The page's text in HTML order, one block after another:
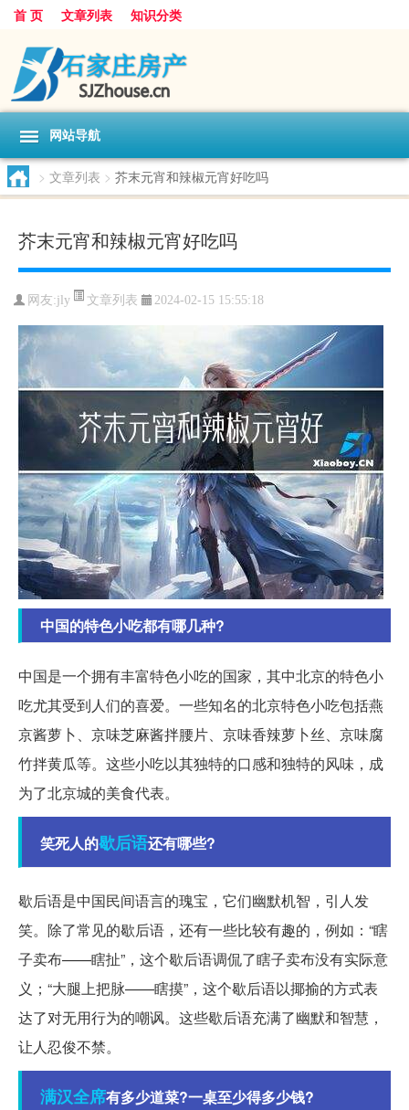
首 页 文章列表 知识分类
网站导航
> 文章列表 > 芥末元宵和辣椒元宵好吃吗
芥末元宵和辣椒元宵好吃吗
网友:jly 文章列表 2024-02-15 15:55:18
中国的特色小吃都有哪几种?
中国是一个拥有丰富特色小吃的国家，其中北京的特色小
吃尤其受到人们的喜爱。一些知名的北京特色小吃包括燕
京酱萝卜、京味芝麻酱拌腰片、京味香辣萝卜丝、京味腐
竹拌黄瓜等。这些小吃以其独特的口感和独特的风味，成
为了北京城的美食代表。
笑死人的歇后语还有哪些?
歇后语是中国民间语言的瑰宝，它们幽默机智，引人发
笑。除了常见的歇后语，还有一些比较有趣的，例如：“瞎
子卖布——瞎扯”，这个歇后语调侃了瞎子卖布没有实际意
义；“大腿上把脉——瞎摸”，这个歇后语以揶揄的方式表
达了对无用行为的嘲讽。这些歇后语充满了幽默和智慧，
让人忍俊不禁。
满汉全席有多少道菜?一桌至少得多少钱?